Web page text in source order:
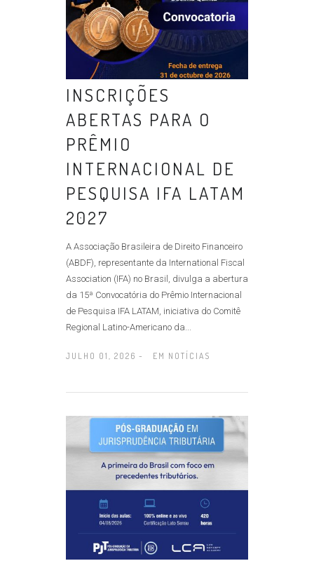
INSCRIÇÕES
ABERTAS PARA O
PRÊMIO
INTERNACIONAL DE
PESQUISA IFA LATAM
2027
A Associação Brasileira de Direito Financeiro
(ABDF), representante da International Fiscal
Association (IFA) no Brasil, divulga a abertura
da 15ª Convocatória do Prêmio Internacional
de Pesquisa IFA LATAM, iniciativa do Comitê
Regional Latino-Americano da...
JULHO 01, 2026 - EM NOTÍCIAS